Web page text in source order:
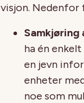
visjon. Nedenfor
ha én
en jevn
enheter
noe som